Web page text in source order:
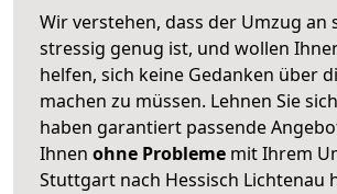
Wir verstehen, dass der Umzug an
stressig genug ist, und wollen
helfen, sich keine Gedanken über
machen zu müssen. Lehnen Sie
haben garantiert passende
Ihnen ohne Probleme mit Ihrem
Stuttgart nach Hessisch Lichtenau